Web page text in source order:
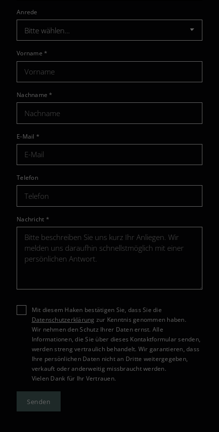
Anrede
Vorname *
Nachname *
E-Mail *
Telefon
Nachricht *
Mit diesem Haken bestätigen Sie, dass Sie die
Datenschutzerklärung zur Kenntnis genommen haben.
Wir nehmen den Schutz Ihrer Daten ernst. Alle
Informationen, die Sie über dieses Kontaktformular senden,
werden streng vertraulich behandelt. Wir garantieren, dass
Ihre persönlichen Daten nicht an Dritte weitergegeben,
verkauft oder anderweitig missbraucht werden.
Vielen Dank für Ihr Vertrauen.
Senden